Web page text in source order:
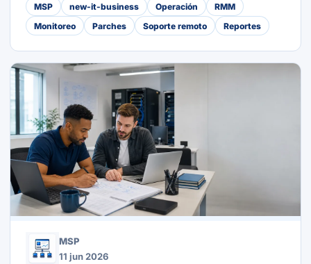
MSP new-it-business Operación
RMM
Monitoreo
Parches Soporte remoto Reportes
MSP
11 jun 2026